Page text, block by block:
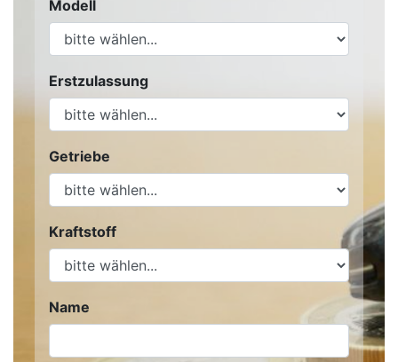
Modell
Erstzulassung
Getriebe
Kraftstoff
Name